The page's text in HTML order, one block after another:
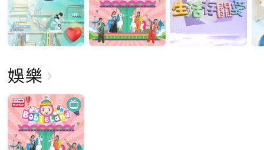
娛樂